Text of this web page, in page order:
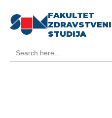
FAKULTET
STUDIJA
for: